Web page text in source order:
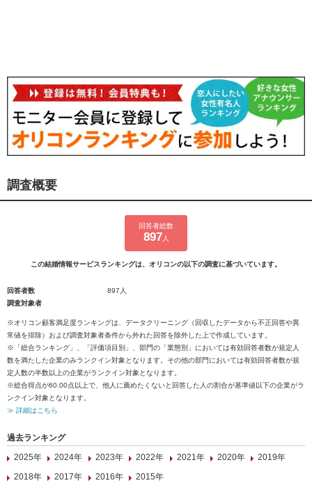
調査概要
回答者総数
897 人
この結婚情報サービスランキングは、オリコンの以下の調査に基づいています。
回答者数
897人
調査対象者
※オリコン顧客満足度ランキングは、データクリーニング（回収したデータから不正回答や異
常値を排除）および調査対象者条件から外れた回答を除外した上で作成しています。
※「総合ランキング」、「評価項目別」、部門の「業態別」においては有効回答者数が規定人
数を満たした企業のみランクイン対象となります。その他の部門においては有効回答者数が規
定人数の半数以上の企業がランクイン対象となります。
※総合得点が60.00点以上で、他人に薦めたくないと回答した人の割合が基準値以下の企業がラ
ンクイン対象となります。
≫ 詳細はこちら
過去ランキング
2025年
2024年 2023年 2022年 2021年 2020年
2019年
2018年
2017年 2016年 2015年